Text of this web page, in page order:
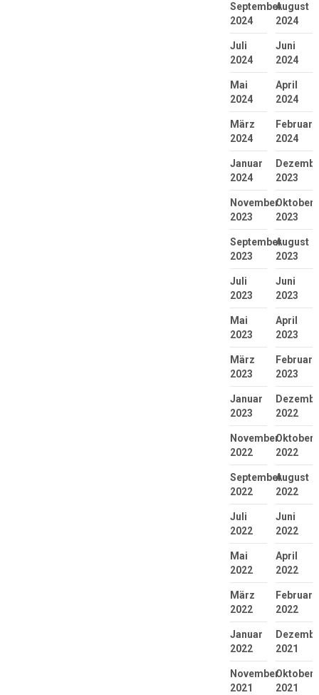
September
2024
August
2024
Juli
2024
Juni
2024
Mai
2024
April
2024
März
2024
Februar
2024
Januar
2024
2023
November
2023
Oktober
2023
September
2023
August
2023
Juli
2023
Juni
2023
Mai
2023
April
2023
März
2023
Februar
2023
Januar
2023
2022
November
2022
Oktober
2022
September
2022
August
2022
Juli
2022
Juni
2022
Mai
2022
April
2022
März
2022
Februar
2022
Januar
2022
2021
November
2021
Oktober
2021